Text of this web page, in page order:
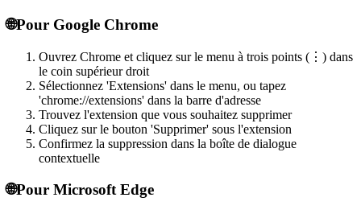
🌐Pour Google Chrome
Ouvrez Chrome et cliquez sur le menu à trois points (⋮) dans
le coin supérieur droit
Sélectionnez 'Extensions' dans le menu, ou tapez
'chrome://extensions' dans la barre d'adresse
Trouvez l'extension que vous souhaitez supprimer
Cliquez sur le bouton 'Supprimer' sous l'extension
Confirmez la suppression dans la boîte de dialogue
contextuelle
🌐Pour Microsoft Edge